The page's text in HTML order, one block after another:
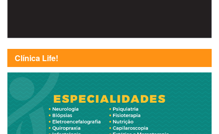
Clínica Life!